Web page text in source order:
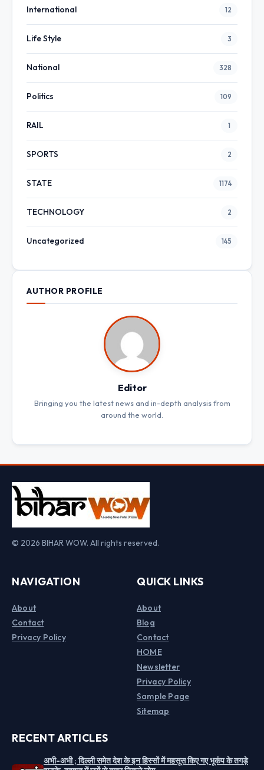
International 12
Life Style 3
National 328
Politics 109
RAIL 1
SPORTS 2
STATE 1174
TECHNOLOGY 2
Uncategorized 145
AUTHOR PROFILE
Editor
Bringing you the latest news and in-depth analysis from
around the world.
© 2026 BIHAR WOW. All rights reserved.
NAVIGATION
About
Contact
Privacy Policy
QUICK LINKS
About
Blog
Contact
HOME
Newsletter
Privacy Policy
Sample Page
Sitemap
RECENT ARTICLES
अभी-अभी ; दिल्ली समेत देश के इन हिस्सों में महसूस किए गए भूकंप के तगड़े